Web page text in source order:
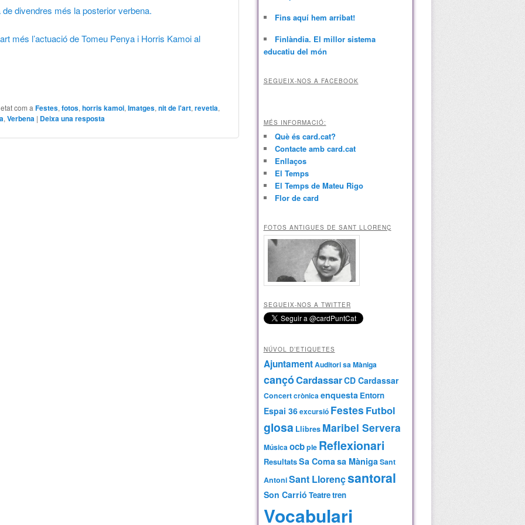
de divendres més la posterior verbena.
més l’actuació de Tomeu Penya i Horris Kamoi al
com a Festes,fotos,horris kamoi,Imatges,nit de l'art,revetla,
,Verbena | Deixa una resposta
Fins aquí hem arribat!
Finlàndia. El millor sistema
educatiu del món
SEGUEIX-NOS A FACEBOOK
MÉS INFORMACIÓ:
Què és card.cat?
Contacte amb card.cat
Enllaços
El Temps
El Temps de Mateu Rigo
Flor de card
FOTOS ANTIGUES DE SANT LLORENÇ
SEGUEIX-NOS A TWITTER
NÚVOL D’ETIQUETES
AjuntamentAuditori sa Màniga
cançóCardassarCD Cardassar
Concertcrònicaenquesta Entorn
Espai 36excursió Festes Futbol
glosa Llibres Maribel Servera
Músicaocbple Reflexionari
ResultatsSa Comasa MànigaSant
AntoniSant Llorençsantoral
Son Carrió Teatretren
Vocabulari